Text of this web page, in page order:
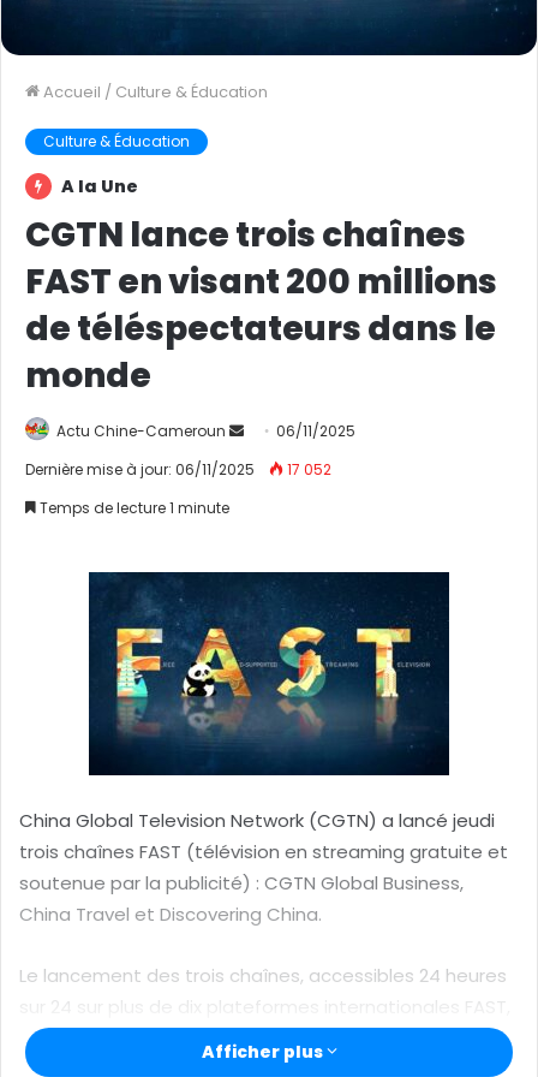
Accueil / Culture & Éducation
Culture & Éducation
A la Une
CGTN lance trois chaînes
FAST en visant 200 millions
de téléspectateurs dans le
monde
Actu Chine-Cameroun
n
e
n
c
u
r
e
l
06/11/2025
Dernière mise à jour: 06/11/2025
17 052
Temps de lecture 1 minute
China Global Television Network (CGTN) a lancé jeudi
trois chaînes FAST (télévision en streaming gratuite et
soutenue par la publicité) : CGTN Global Business,
China Travel et Discovering China.
Le lancement des trois chaînes, accessibles 24 heures
sur 24 sur plus de dix plateformes internationales FAST,
constitue une étape clé dans la stratégie de CGTN qui
consiste à profiter de nouveaux modèles de
Afficher plus